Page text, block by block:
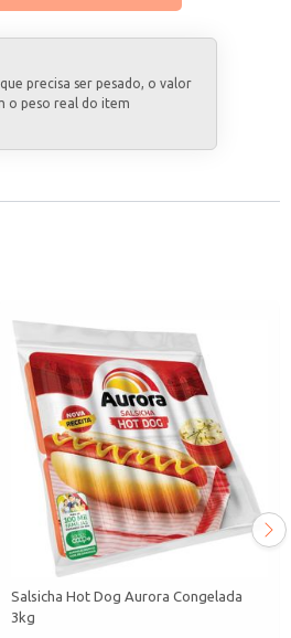
precisa ser pesado, o valor
o peso real do item
Salsicha Hot Dog Aurora Congelada
3kg